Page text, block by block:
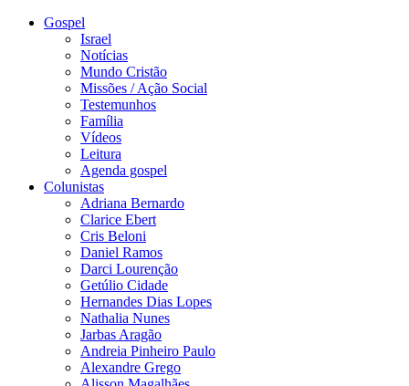
Gospel
Israel
Notícias
Mundo Cristão
Missões / Ação Social
Testemunhos
Família
Vídeos
Leitura
Agenda gospel
Colunistas
Adriana Bernardo
Clarice Ebert
Cris Beloni
Daniel Ramos
Darci Lourenção
Getúlio Cidade
Hernandes Dias Lopes
Nathalia Nunes
Jarbas Aragão
Andreia Pinheiro Paulo
Alexandre Grego